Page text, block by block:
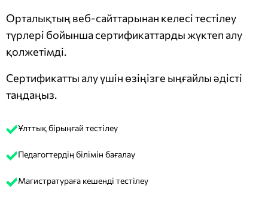
Орталықтың веб-сайттарынан келесі тестілеу
түрлері бойынша сертификаттарды жүктеп алу
қолжетімді.
Сертификатты алу үшін өзіңізге ыңғайлы әдісті
таңдаңыз.
Ұлттық бірыңғай тестілеу
Педагогтердің білімін бағалау
Магистратураға кешенді тестілеу